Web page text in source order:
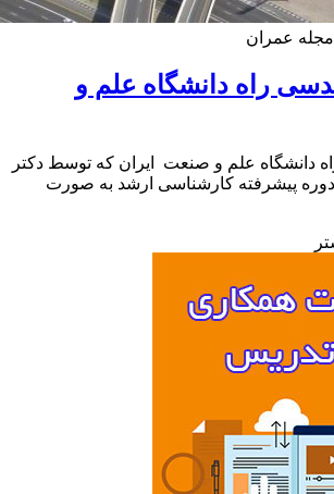
عمران
دانشگاه علم و
علم و صنعت ایران که توسط دکتر
پیشرفته کارشناسی ارشد به صورت